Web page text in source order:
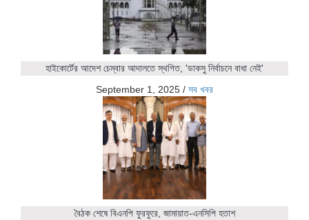
হাইকোর্টের আদেশ চেম্বার আদালতে স্থগিত, 'ডাকসু নির্বাচনে বাধা নেই'
September 1, 2025 / সব খবর
বৈঠক শেষে বিএনপি ফুরফুরে, জামায়াত-এনসিপি হতাশ